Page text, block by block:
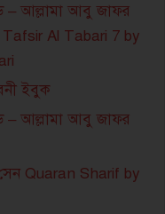
– আল্লামা আবু জাফর
Tafsir Al Tabari 7 by
ইবুক
– আল্লামা আবু জাফর
Quaran Sharif by